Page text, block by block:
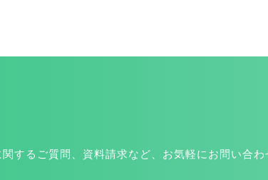
関するご質問、資料請求など、お気軽にお問い合